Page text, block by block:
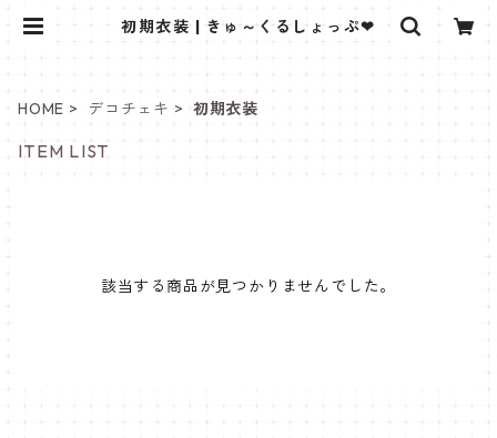
初期衣装 | きゅ～くるしょっぷ❤
HOME デコチェキ 初期衣装
ITEM LIST
該当する商品が見つかりませんでした。